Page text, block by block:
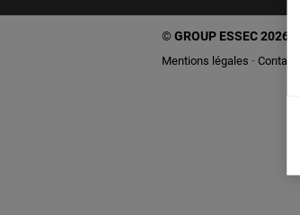
©GROUP ESSEC 2026
Mentions légales Contact